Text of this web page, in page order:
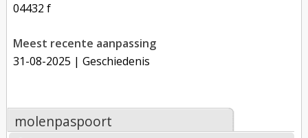
04432 f
Meest recente aanpassing
31-08-2025 | Geschiedenis
molenpaspoort